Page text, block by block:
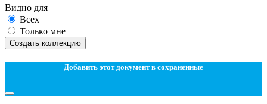
Видно для
Всех
Только мне
Создать коллекцию
Добавить этот документ в сохраненные